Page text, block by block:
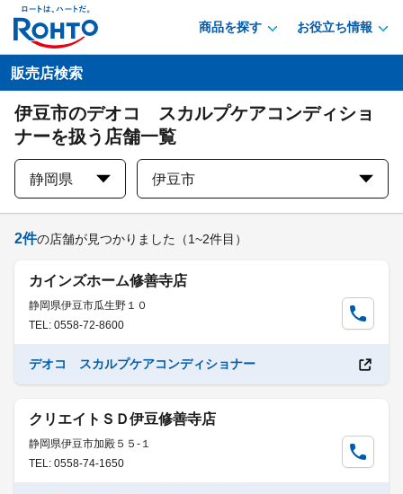
商品を探す お役立ち情報
販売店検索
伊豆市のデオコ スカルプケアコンディショ
ナーを扱う店舗一覧
静岡県 伊豆市
2件の店舗が見つかりました （1~2件目）
カインズホーム修善寺店
静岡県伊豆市瓜生野１０
TEL: 0558-72-8600
デオコ スカルプケアコンディショナー
クリエイトＳＤ伊豆修善寺店
静岡県伊豆市加殿５５-１
TEL: 0558-74-1650